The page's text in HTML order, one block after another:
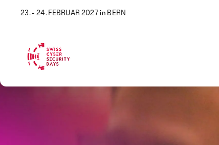
23. - 24. FEBRUAR 2027 in BERN